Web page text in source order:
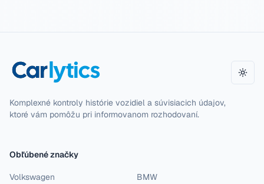
Komplexné kontroly histórie vozidiel a súvisiacich údajov,
ktoré vám pomôžu pri informovanom rozhodovaní.
Obľúbené značky
Volkswagen BMW